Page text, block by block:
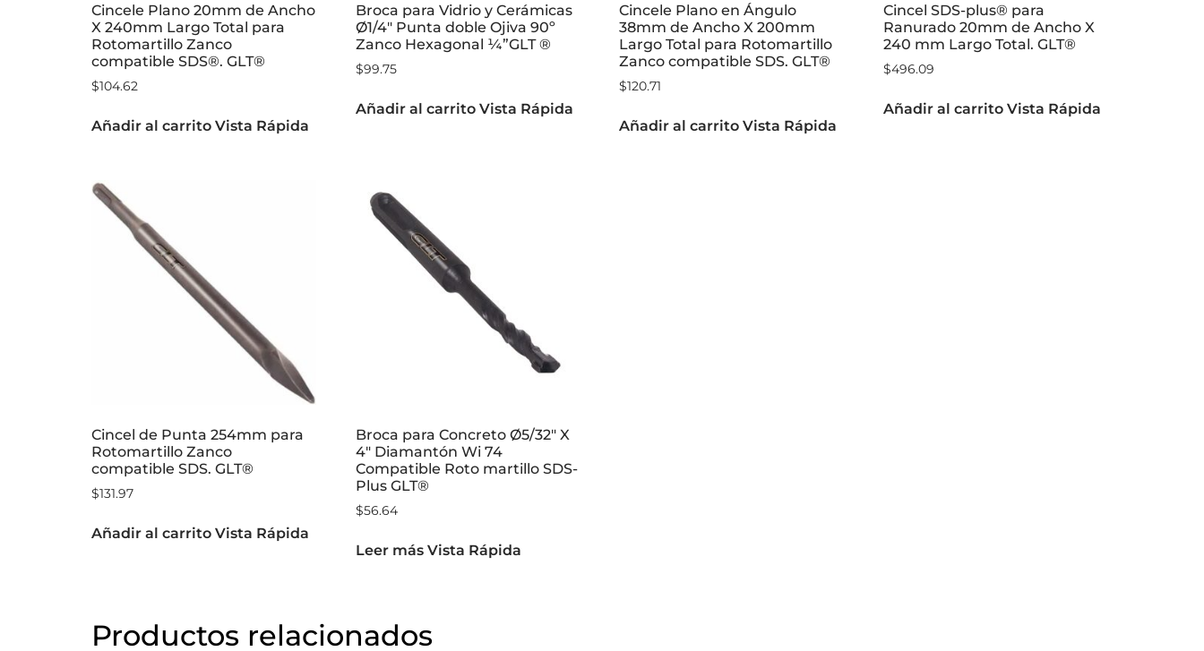
Cincele Plano 20mm de Ancho
X 240mm Largo Total para
Rotomartillo Zanco
compatible SDS®. GLT®
$104.62
Añadir al carrito Vista Rápida
Broca para Vidrio y Cerámicas
Ø1/4″ Punta doble Ojiva 90º
Zanco Hexagonal ¼”GLT ®
$99.75
Añadir al carrito Vista Rápida
Cincele Plano en Ángulo
38mm de Ancho X 200mm
Largo Total para Rotomartillo
Zanco compatible SDS. GLT®
$120.71
Añadir al carrito Vista Rápida
Cincel SDS-plus® para
Ranurado 20mm de Ancho X
240 mm Largo Total. GLT®
$496.09
Añadir al carrito Vista Rápida
Cincel de Punta 254mm para
Rotomartillo Zanco
compatible SDS. GLT®
$131.97
Añadir al carrito Vista Rápida
Broca para Concreto Ø5/32″ X
4″ Diamantón Wi 74
Compatible Roto martillo SDS-
Plus GLT®
$56.64
Leer más Vista Rápida
Productos relacionados